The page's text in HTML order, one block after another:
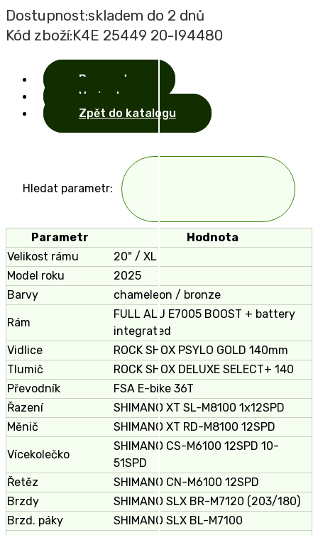
Dostupnost:skladem do 2 dnů
Kód zboží:K4E 25449 20-I94480
Parametry
Varianty
Zpět do katalogu
Hledat parametr:
Parametr
Hodnota
Velikost rámu
20" / XL
Model roku
2025
Barvy
chameleon / bronze
Rám
FULL ALU E7005 BOOST + battery
integrated
Vidlice
ROCK SHOX PSYLO GOLD 140mm
Tlumič
ROCK SHOX DELUXE SELECT+ 140
Převodník
FSA E-bike 36T
Řazení
SHIMANO XT SL-M8100 1x12SPD
Měnič
SHIMANO XT RD-M8100 12SPD
Více­kolečko
SHIMANO CS-M6100 12SPD 10-
51SPD
Řetěz
SHIMANO CN-M6100 12SPD
Brzdy
SHIMANO SLX BR-M7120 (203/180)
Brzd. páky
SHIMANO SLX BL-M7100